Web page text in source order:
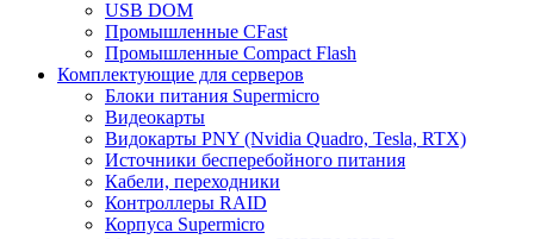
USB DOM
Промышленные CFast
Промышленные Compact Flash
Комплектующие для серверов
Блоки питания Supermicro
Видеокарты
Видокарты PNY (Nvidia Quadro, Tesla, RTX)
Источники бесперебойного питания
Кабели, переходники
Контроллеры RAID
Корпуса Supermicro